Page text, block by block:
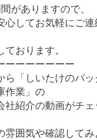
がありますので、
心してお気軽にご連
おります。
ーーーーーーー
ら「しいたけのパッ
作業」の
社紹介の動画がチェ
雰囲気や確認して